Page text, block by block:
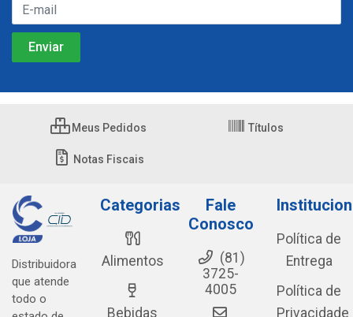
Meus Pedidos Títulos
Notas Fiscais
Distribuidora
que atende
todo o
Categorias
Alimentos
Bebidas
Fale
Conosco
(81)
3725-
4005
Política de
Entrega
Política de
Privacidade